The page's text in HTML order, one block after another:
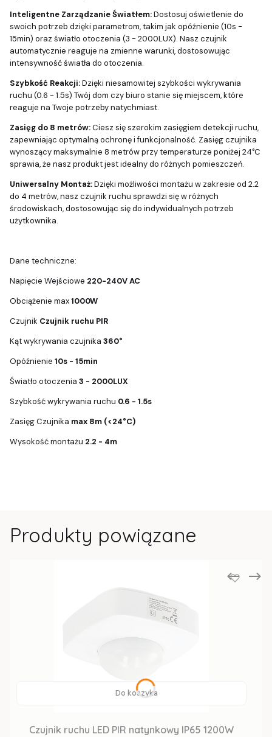
Inteligentne Zarządzanie Światłem:Dostosuj oświetlenie do
swoich potrzeb dzięki parametrom, takim jak opóźnienie (10s -
15min) oraz światło otoczenia (3 - 2000LUX). Nasz czujnik
automatycznie reaguje na zmienne warunki, dostosowując
intensywność światła do otoczenia.
Szybkość Reakcji:Dzięki niesamowitej szybkości wykrywania
ruchu (0.6 - 1.5s) Twój dom czy biuro stanie się miejscem, które
reaguje na Twoje potrzeby natychmiast.
Zasięg do 8 metrów:Ciesz się szerokim zasięgiem detekcji ruchu,
zapewniając optymalną ochronę i funkcjonalność. Zasięg czujnika
wynoszący maksymalnie 8 metrów przy temperaturze poniżej 24°C
sprawia, że nasz produkt jest idealny do różnych pomieszczeń.
Uniwersalny Montaż:Dzięki możliwości montażu w zakresie od 2.2
do 4 metrów, nasz czujnik ruchu sprawdzi się w różnych
środowiskach, dostosowując się do indywidualnych potrzeb
użytkownika.
Dane techniczne:
Napięcie Wejściowe 220-240V AC
Obciążenie max1000W
Czujnik Czujnik ruchu PIR
Kąt wykrywania czujnika 360°
Opóźnienie 10s - 15min
Światło otoczenia 3 - 2000LUX
Szybkość wykrywania ruchu 0.6 - 1.5s
Zasięg Czujnika max 8m (<24°C)
Wysokość montażu 2.2 - 4m
Produkty powiązane
Do koszyka
Czujnik ruchu LED PIR natynkowy IP65 1200W